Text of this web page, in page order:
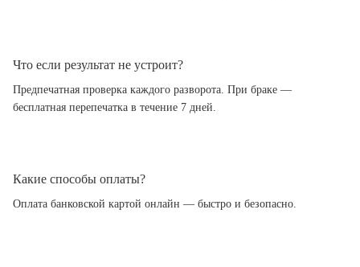
Что если результат не устроит?
Предпечатная проверка каждого разворота. При браке —
бесплатная перепечатка в течение 7 дней.
Какие способы оплаты?
Оплата банковской картой онлайн — быстро и безопасно.